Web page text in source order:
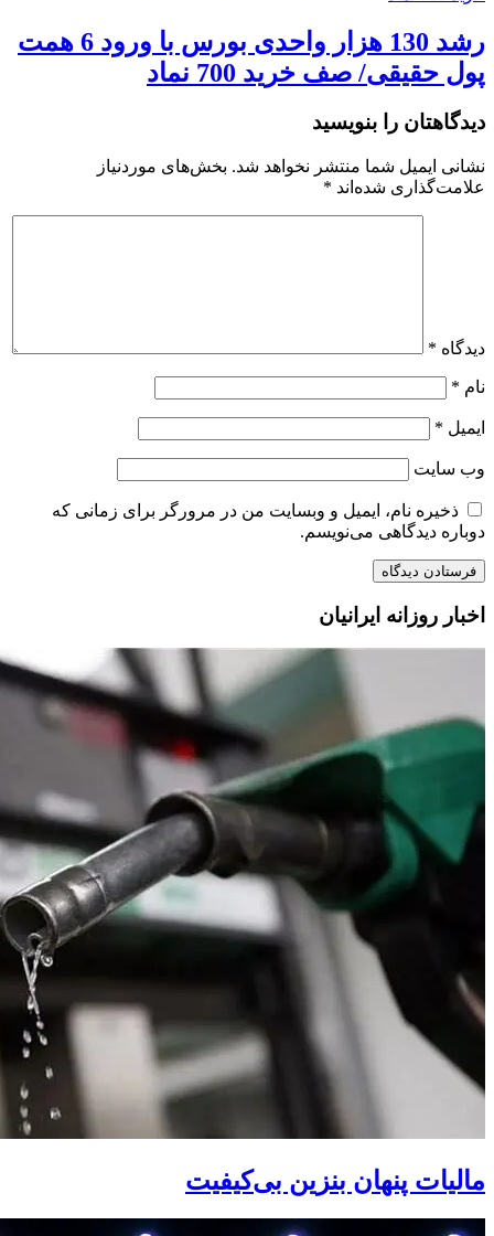
رشد 130 هزار واحدی بورس با ورود 6 همت
پول حقیقی/ صف خرید 700 نماد
دیدگاهتان را بنویسید
نشانی ایمیل شما منتشر نخواهد شد. بخش‌های موردنیاز
علامت‌گذاری شده‌اند *
دیدگاه *
نام *
ایمیل *
وب‌ سایت
ذخیره نام، ایمیل و وبسایت من در مرورگر برای زمانی که
دوباره دیدگاهی می‌نویسم.
اخبار روزانه ایرانیان
مالیات پنهان بنزین بی‌کیفیت